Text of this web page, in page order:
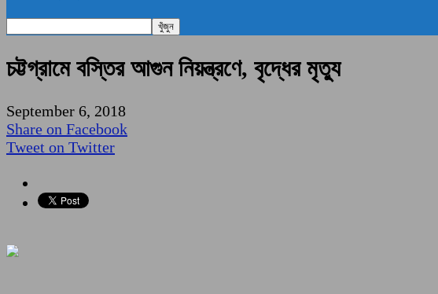
চট্টগ্রামে বস্তির আগুন নিয়ন্ত্রণে, বৃদ্ধের মৃত্যু
September 6, 2018
Share on Facebook
Tweet on Twitter